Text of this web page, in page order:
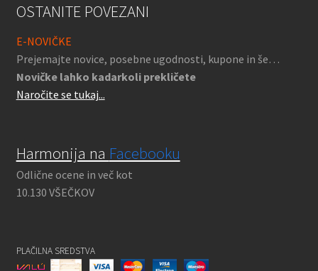
OSTANITE POVEZANI
E-NOVIČKE
Prejemajte novice, posebne ugodnosti, kupone in še…
Novičke lahko kadarkoli prekličete
Naročite se tukaj...
Harmonija na Facebooku
Odlične ocene in več kot
10.130 VŠEČKOV
PLAČILNA SREDSTVA